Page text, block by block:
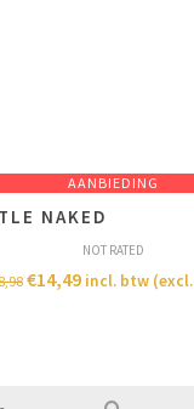
AANBIEDING
NAKED
NOT RATED
€14,49 incl. btw (excl.